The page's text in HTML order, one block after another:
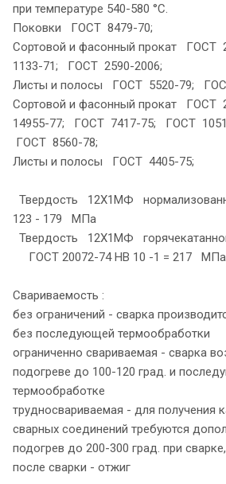
при температуре 540-580 °С.
Поковки ГОСТ 8479-70;
Сортовой и фасонный прокат ГОСТ
1133-71; ГОСТ 2590-2006;
Листы и полосы ГОСТ 5520-79;
Сортовой и фасонный прокат ГОСТ
14955-77; ГОСТ 7417-75; ГОСТ
ГОСТ 8560-78;
Листы и полосы ГОСТ 4405-75;
Твердость 12Х1МФ
123 - 179 МПа
Твердость 12Х1МФ
ГОСТ 20072-74 HB 10 -1 = 217 МПа
Свариваемость :
без ограничений - сварка
без последующей термообработки
ограниченно свариваемая - сварка
подогреве до 100-120 град. и
термообработке
трудносвариваемая - для получения
сварных соединений требуются
подогрев до 200-300 град. при
после сварки - отжиг